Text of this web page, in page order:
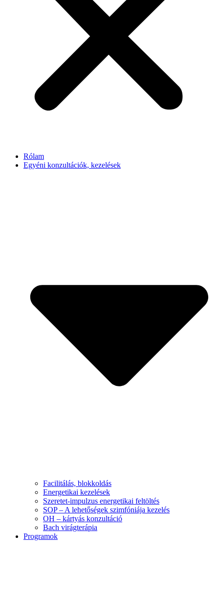
Rólam
Egyéni konzultációk, kezelések
Facilitálás, blokkoldás
Energetikai kezelések
Szeretet-impulzus energetikai feltöltés
SOP – A lehetőségek szimfóniája kezelés
OH – kártyás konzultáció
Bach virágterápia
Programok